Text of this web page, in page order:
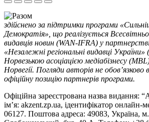
здійснено за підтримки програми
Демократія», що реалізується
видавців новин (WAN-IFRA) у
«Незалежні регіональні видавці
Норвезькою асоціацією медіабізнесу
Норвегії. Погляди авторів не
офіційну позицію партнерів програми.
Офіційна зареєстрована назва видання:
ім’я: akzent.zp.ua, ідентифікатор онлайн-
06127. Поштова адреса: 49083, Україна,